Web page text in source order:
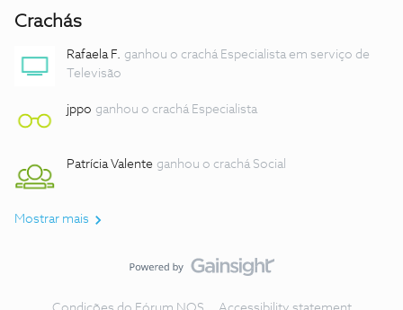
Crachás
Rafaela F. ganhou o crachá Especialista em serviço de
Televisão
jppo ganhou o crachá Especialista
Patrícia Valente ganhou o crachá Social
Mostrar mais